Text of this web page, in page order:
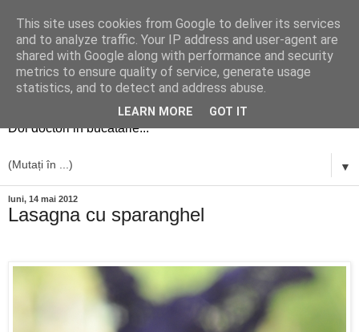
simplu si bun
Doi doctori in bucatarie...
▼
luni, 14 mai 2012
Lasagna cu sparanghel
This site uses cookies from Google to deliver its services
and to analyze traffic. Your IP address and user-agent are
shared with Google along with performance and security
metrics to ensure quality of service, generate usage
statistics, and to detect and address abuse.
LEARN MORE GOT IT